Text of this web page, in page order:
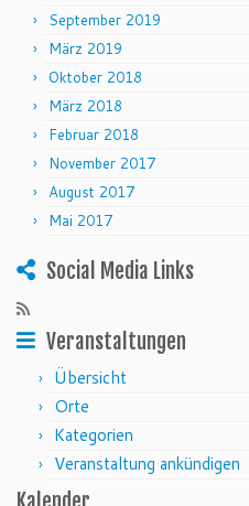
September 2019
März 2019
Oktober 2018
März 2018
Februar 2018
November 2017
August 2017
Mai 2017
Social Media Links
Veranstaltungen
Übersicht
Orte
Kategorien
Veranstaltung ankündigen